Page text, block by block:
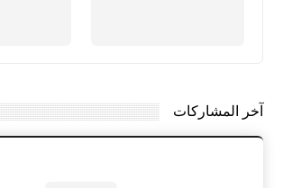
آخر المشاركات